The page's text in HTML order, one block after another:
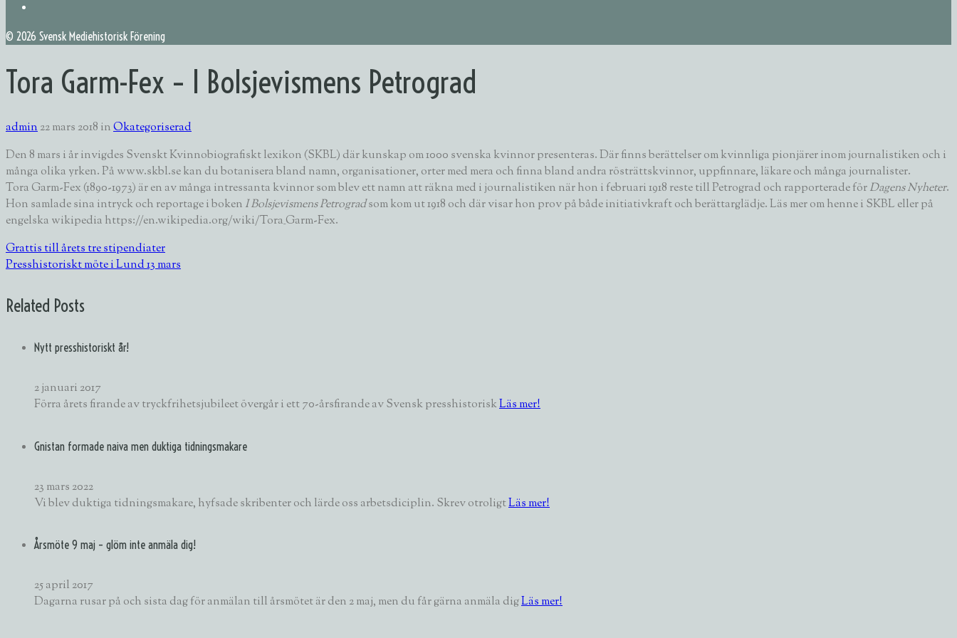
© 2026 Svensk Mediehistorisk Förening
Tora Garm-Fex – I Bolsjevismens Petrograd
admin22 mars 2018 inOkategoriserad
Den 8 mars i år invigdes Svenskt Kvinnobiografiskt lexikon (SKBL) där kunskap om 1000 svenska kvinnor presenteras. Där finns berättelser om kvinnliga pionjärer inom journalistiken och i
många olika yrken. På www.skbl.se kan du botanisera bland namn, organisationer, orter med mera och finna bland andra rösträttskvinnor, uppfinnare, läkare och många journalister.
Tora Garm-Fex (1890-1973) är en av många intressanta kvinnor som blev ett namn att räkna med i journalistiken när hon i februari 1918 reste till Petrograd och rapporterade förDagens Nyheter.
Hon samlade sina intryck och reportage i boken I Bolsjevismens Petrogradsom kom ut 1918 och där visar hon prov på både initiativkraft och berättarglädje. Läs mer om henne i SKBL eller på
engelska wikipedia https://en.wikipedia.org/wiki/Tora_Garm-Fex.
Grattis till årets tre stipendiater
Presshistoriskt möte i Lund 13 mars
Related Posts
Nytt presshistoriskt år!
2 januari 2017
Förra årets firande av tryckfrihetsjubileet övergår i ett 70-årsfirande av Svensk presshistoriskLäs mer!
Gnistan formade naiva men duktiga tidningsmakare
23 mars 2022
Vi blev duktiga tidningsmakare, hyfsade skribenter och lärde oss arbetsdiciplin. Skrev otroligtLäs mer!
Årsmöte 9 maj – glöm inte anmäla dig!
25 april 2017
Dagarna rusar på och sista dag för anmälan till årsmötet är den 2 maj, men du får gärna anmäla digLäs mer!